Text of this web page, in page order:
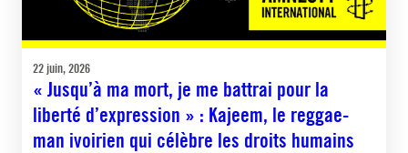
22 juin, 2026
« Jusqu’à ma mort, je me battrai pour la
liberté d’expression » : Kajeem, le reggae-
man ivoirien qui célèbre les droits humains